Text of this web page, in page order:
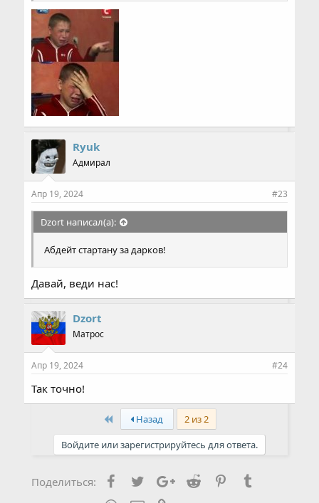
Ryuk
Адмирал
Апр 19, 2024 #23
Dzort написал(а):
Абдейт стартану за дарков!
Давай, веди нас!
Dzort
Матрос
Апр 19, 2024 #24
Так точно!
First Назад
2 из 2
Войдите или зарегистрируйтесь для ответа.
Поделиться: FacebookTwitterGoogle+
Reddit Pinterest